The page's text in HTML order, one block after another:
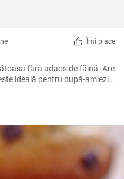
Îmi place
fără adaos de făină. Are
ideală pentru după-amiezile